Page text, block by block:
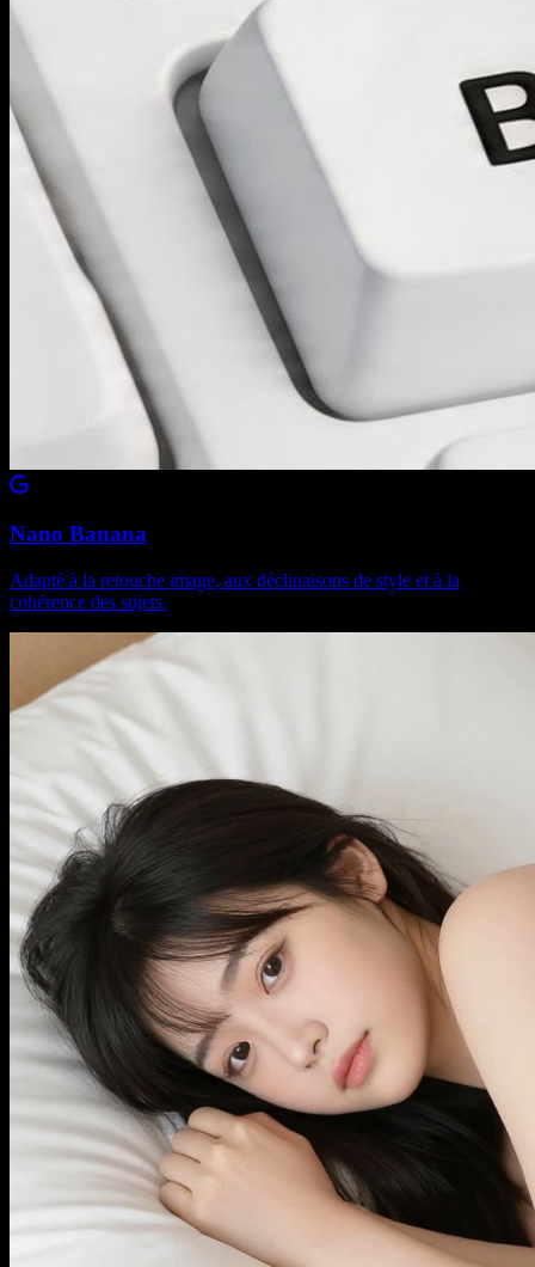
Nano Banana
Adapté à la retouche image, aux déclinaisons de style et à la
cohérence des sujets.